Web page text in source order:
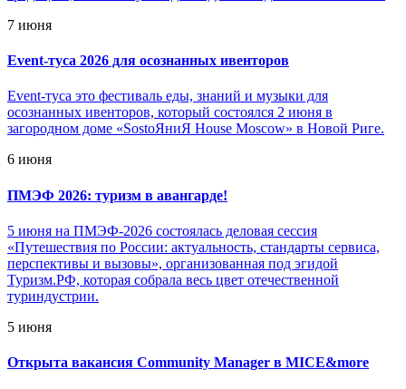
7 июня
Event-туса 2026 для осознанных ивенторов
Event-туса это фестиваль еды, знаний и музыки для
осознанных ивенторов, который состоялся 2 июня в
загородном доме «SostoЯниЯ House Moscow» в Новой Риге.
6 июня
ПМЭФ 2026: туризм в авангарде!
5 июня на ПМЭФ-2026 состоялась деловая сессия
«Путешествия по России: актуальность, стандарты сервиса,
перспективы и вызовы», организованная под эгидой
Туризм.РФ, которая собрала весь цвет отечественной
туриндустрии.
5 июня
Открыта вакансия Community Manager в MICE&more